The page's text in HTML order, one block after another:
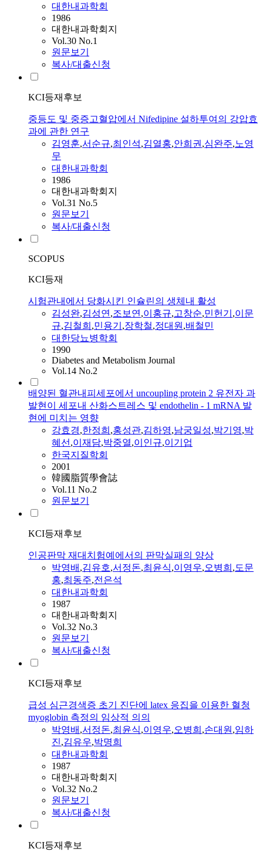
대한내과학회
1986
대한내과학회지
Vol.30 No.1
원문보기
복사/대출신청
KCI등재후보
중등도 및 중증고혈압에서 Nifedipine 설하투여의 강압효
과에 관한 연구
김영훈,서순규,최인석,김열홍,안희권,심완주,노영
무
대한내과학회
1986
대한내과학회지
Vol.31 No.5
원문보기
복사/대출신청
SCOPUS
KCI등재
시험관내에서 당화시킨 인슐린의 생체내 활성
김성완,김성연,조보연,이홍규,고창순,민헌기 ,이문
규,김철희 ,민용기 ,장학철,정대원,배철민
대한당뇨병학회
1990
Diabetes and Metabolism Journal
Vol.14 No.2
배양된 혈관내피세포에서 uncoupling protein 2 유전자 과
발현이 세포내 산화스트레스 및 endothelin - 1 mRNA 발
현에 미치는 영향
강효경,한정희 ,홍성관,김하영,남궁일성,박기영,박
혜선,이재담,박중열,이인규,이기업
한국지질학회
2001
韓國脂質學會誌
Vol.11 No.2
원문보기
KCI등재후보
인공판막 재대치험예에서의 판막실패의 양상
박영배 ,김유호,서정돈,최윤식,이영우,오병희 ,도문
홍,최동주,전은석
대한내과학회
1987
대한내과학회지
Vol.32 No.3
원문보기
복사/대출신청
KCI등재후보
급성 심근경색증 초기 진단에 latex 응집을 이용한 혈청
myoglobin 측정의 임상적 의의
박영배 ,서정돈,최윤식,이영우,오병희 ,손대원,임하
진,김유우,박명희
대한내과학회
1987
대한내과학회지
Vol.32 No.2
원문보기
복사/대출신청
KCI등재후보